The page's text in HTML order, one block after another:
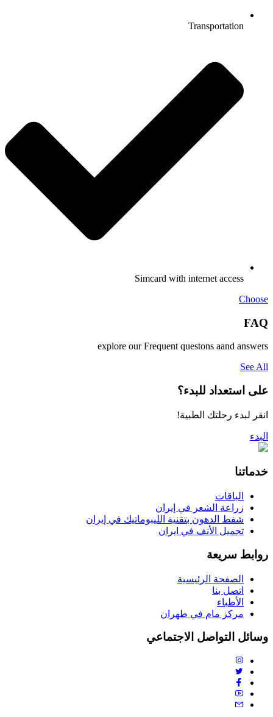
Transportation
Simcard with internet access
Choose
FAQ
explore our Frequent questons aand answers
See All
على استعداد للبدء؟
انقر لبدء رحلتك الطبية!
البدء
خدماتنا
الباقات
زراعة الشعر في إيران
شفط الدهون بتقنية الليبوماتيك في إيران
تجمیل الأنف في ایران
روابط سريعة
الصفحة الرئیسیة
اتصل بنا
الأطباء
مرکز مام في طهران
وسائل التواصل الاجتماعي